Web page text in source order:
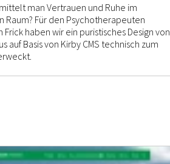
man Vertrauen und Ruhe im
Raum? Für den Psychotherapeuten
Frick haben wir ein puristisches Design von
auf Basis von Kirby CMS technisch zum